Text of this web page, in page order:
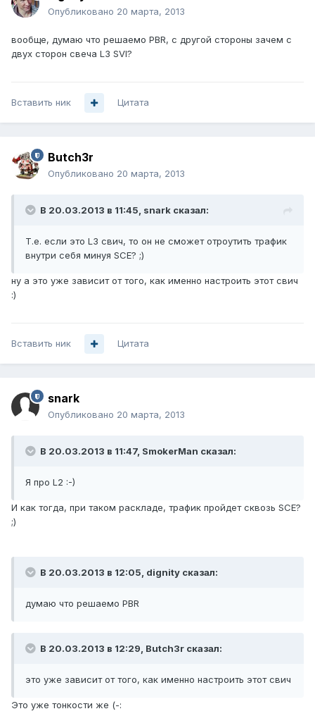
Опубликовано 20 марта, 2013
вообще, думаю что решаемо PBR, с другой стороны зачем с
двух сторон свеча L3 SVI?
Вставить ник Цитата
Butch3r
Опубликовано 20 марта, 2013
В 20.03.2013 в 11:45, snark сказал:
Т.е. если это L3 свич, то он не сможет отроутить трафик
внутри себя минуя SCE? ;)
ну а это уже зависит от того, как именно настроить этот свич
:)
Вставить ник Цитата
snark
Опубликовано 20 марта, 2013
В 20.03.2013 в 11:47, SmokerMan сказал:
Я про L2 :-)
И как тогда, при таком раскладе, трафик пройдет сквозь SCE?
;)
В 20.03.2013 в 12:05, dignity сказал:
думаю что решаемо PBR
В 20.03.2013 в 12:29, Butch3r сказал:
это уже зависит от того, как именно настроить этот свич
Это уже тонкости же (-: